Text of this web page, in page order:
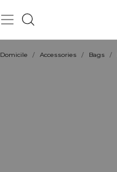
Domicile / Accessories / Bags /